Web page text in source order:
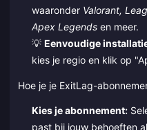
waaronder Valorant,
Apex Legendsen meer.
💡 Eenvoudige
kies je regio en klik op
Hoe je je ExitLag-
Kies je abonnement:
past bij jouw behoeften